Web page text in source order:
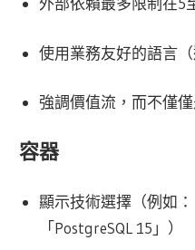
使用業務友好的語言（
強調價值流，而不僅
容器
顯示技術選擇（例如：
「PostgreSQL 15」）